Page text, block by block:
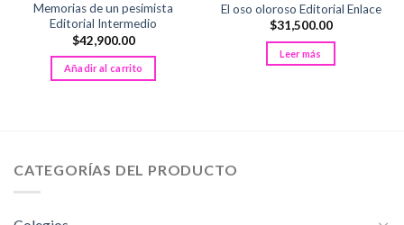
Memorias de un pesimista
Editorial Intermedio
$42,900.00
Añadir al carrito
El oso oloroso Editorial Enlace
$31,500.00
Leer más
CATEGORÍAS DEL PRODUCTO